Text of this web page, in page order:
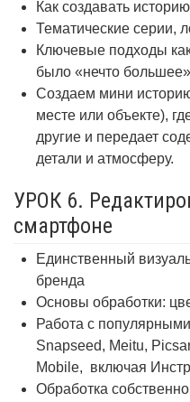
Как создавать
Тематические серии,
Ключевые подходы
было «нечто большее»
Создаем мини
месте или объекте),
другие и передает
детали и атмосферу.
УРОК 6.
смартфоне
Единственный
бренда
Основы обработки:
Работа с
Snapseed, Meitu,
Mobile, включая
Обработка